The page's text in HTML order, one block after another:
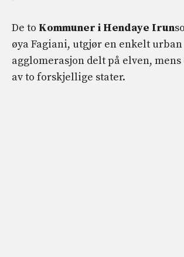
De to Kommuner i Hendaye Irun
øya Fagiani, utgjør en enkelt urban
agglomerasjon delt på elven, mens
av to forskjellige stater.